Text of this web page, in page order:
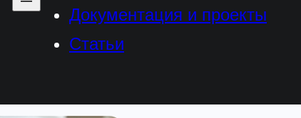
Документация и проекты
Статьи